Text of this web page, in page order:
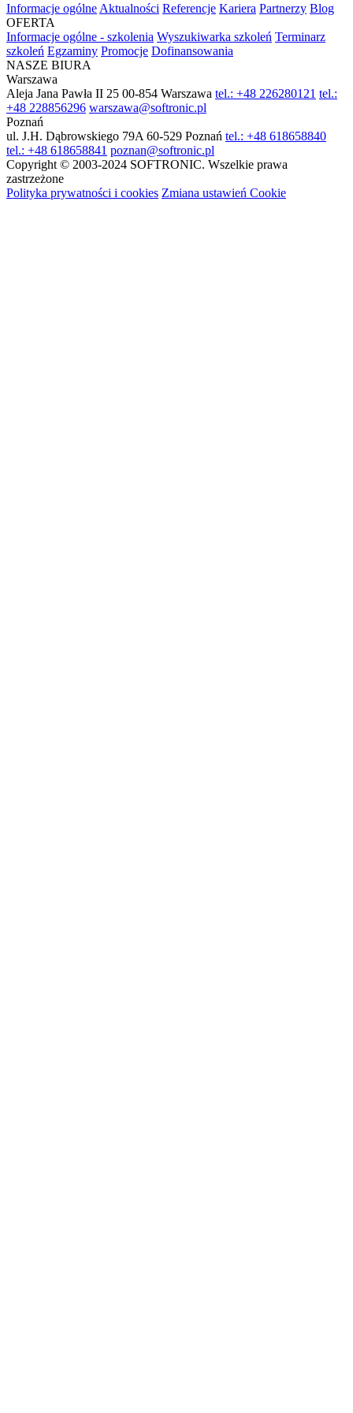
Informacje ogólne Aktualności Referencje Kariera Partnerzy Blog
OFERTA
Informacje ogólne - szkolenia Wyszukiwarka szkoleń Terminarz
szkoleń Egzaminy Promocje Dofinansowania
NASZE BIURA
Warszawa
Aleja Jana Pawła II 25 00-854 Warszawa tel.: +48 226280121 tel.:
+48 228856296 warszawa@softronic.pl
Poznań
ul. J.H. Dąbrowskiego 79A 60-529 Poznań tel.: +48 618658840
tel.: +48 618658841 poznan@softronic.pl
Copyright © 2003-2024 SOFTRONIC. Wszelkie prawa
zastrzeżone
Polityka prywatności i cookies Zmiana ustawień Cookie